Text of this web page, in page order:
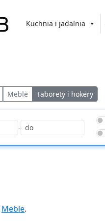
Kuchnia i jadalnia
Meble Taborety i hokery
-
Meble.